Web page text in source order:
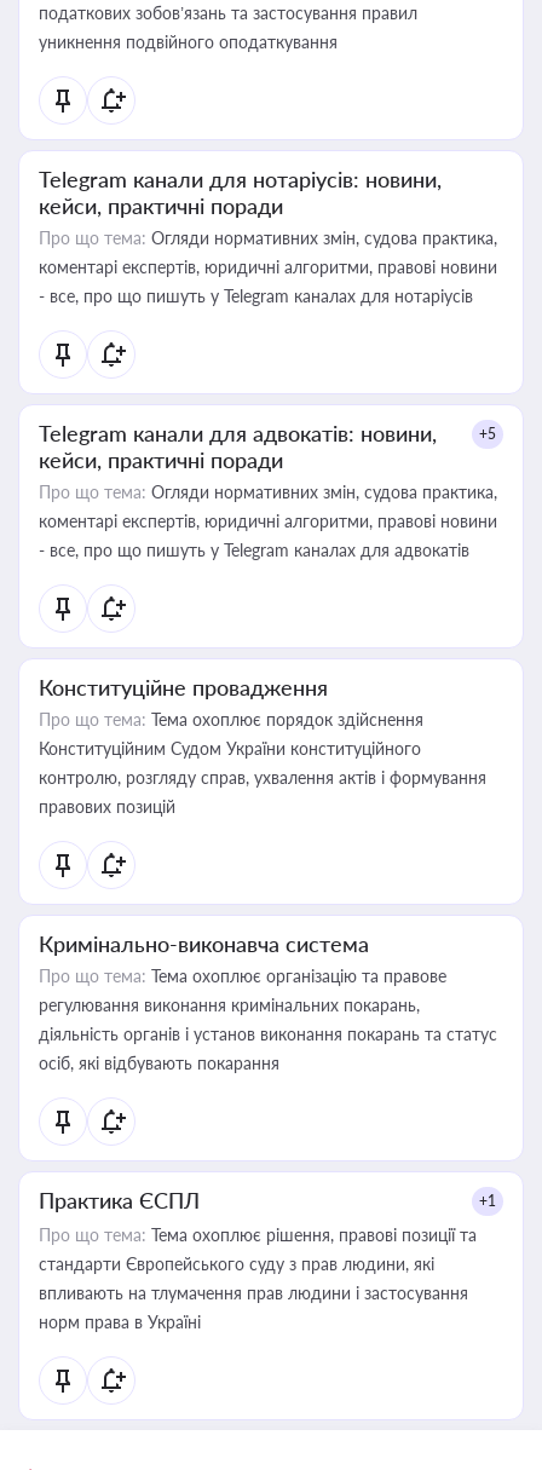
податкових зобов’язань та застосування правил
уникнення подвійного оподаткування
Telegram канали для нотаріусів: новини,
кейси, практичні поради
Про що тема: Огляди нормативних змін, судова практика,
коментарі експертів, юридичні алгоритми, правові новини
- все, про що пишуть у Telegram каналах для нотаріусів
Telegram канали для адвокатів: новини,
кейси, практичні поради
+5
Про що тема: Огляди нормативних змін, судова практика,
коментарі експертів, юридичні алгоритми, правові новини
- все, про що пишуть у Telegram каналах для адвокатів
Конституційне провадження
Про що тема: Тема охоплює порядок здійснення
Конституційним Судом України конституційного
контролю, розгляду справ, ухвалення актів і формування
правових позицій
Кримінально-виконавча система
Про що тема: Тема охоплює організацію та правове
регулювання виконання кримінальних покарань,
діяльність органів і установ виконання покарань та статус
осіб, які відбувають покарання
Практика ЄСПЛ +1
Про що тема: Тема охоплює рішення, правові позиції та
стандарти Європейського суду з прав людини, які
впливають на тлумачення прав людини і застосування
норм права в Україні